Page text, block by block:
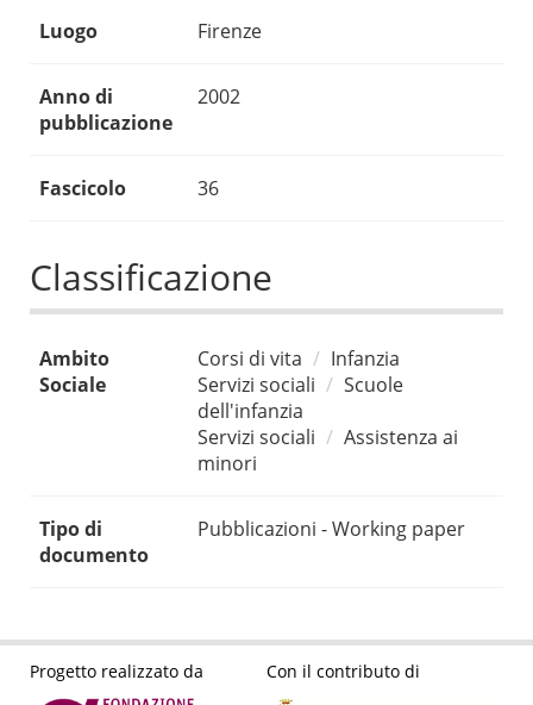
Luogo Firenze
Anno di
pubblicazione
2002
Fascicolo 36
Classificazione
Ambito
Sociale
Corsi di vita
Infanzia
Servizi sociali
Scuole
dell'infanzia
Servizi sociali
Assistenza ai
minori
Tipo di
documento
Pubblicazioni - Working paper
Progetto realizzato da Con il contributo di